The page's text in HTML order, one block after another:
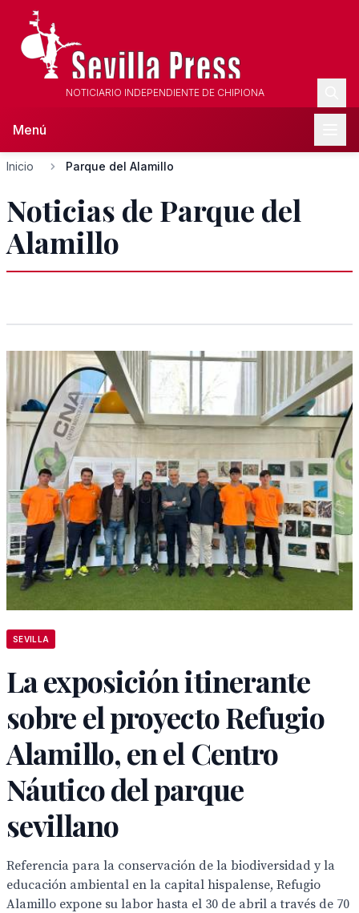
NOTICIARIO INDEPENDIENTE DE CHIPIONA
Menú
Inicio Parque del Alamillo
Noticias de Parque del
Alamillo
SEVILLA
La exposición itinerante
sobre el proyecto Refugio
Alamillo, en el Centro
Náutico del parque
sevillano
Referencia para la conservación de la biodiversidad y la
educación ambiental en la capital hispalense, Refugio
Alamillo expone su labor hasta el 30 de abril a través de 70